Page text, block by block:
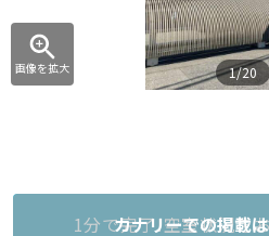
画像を拡大 1/20
1分で完了!空室状況を
カナリーでの掲載